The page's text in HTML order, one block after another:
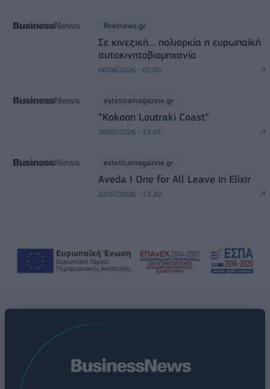
fleetnews.gr
Σε κινεζική… πολιορκία η ευρωπαϊκή
αυτοκινητοβιομηχανία
06/08/2026 - 05:00
esteticamagazine.gr
“Kokoon Loutraki Coast”
28/07/2026 - 12:07
esteticamagazine.gr
Aveda I One for All Leave in Elixir
22/07/2026 - 13:20